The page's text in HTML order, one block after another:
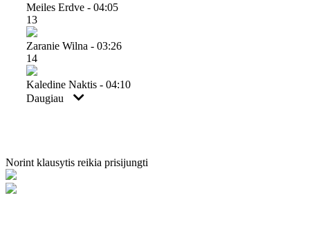
Meiles Erdve - 04:05
13
Zaranie Wilna - 03:26
14
Kaledine Naktis - 04:10
Daugiau
Norint klausytis reikia prisijungti